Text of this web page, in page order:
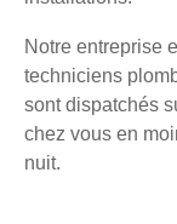
Notre entreprise
techniciens
sont dispatchés
chez vous en
nuit.